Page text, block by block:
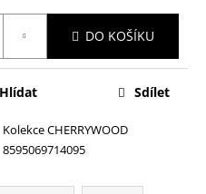
DO KOŠÍKU
Kolekce CHERRYWOOD
8595069714095
Hlídat Sdílet